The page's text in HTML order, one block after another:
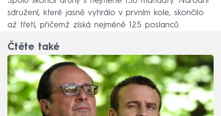
sdružení, které jasně vyhrálo v prvním kole, skončilo
až třetí, přičemž získá nejméně 125 poslanců.
Čtěte také